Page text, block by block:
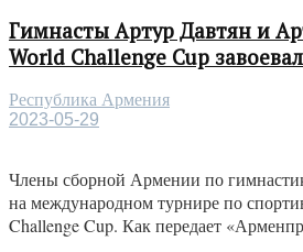
Гимнасты Артур Давтян и
World Challenge Cup
Республика Армения
2023-05-29
Члены сборной Армении по
на международном турнире по
Challenge Cup. Как передает